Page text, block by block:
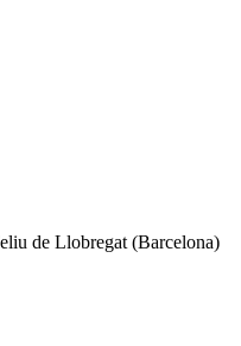
de Llobregat (Barcelona)